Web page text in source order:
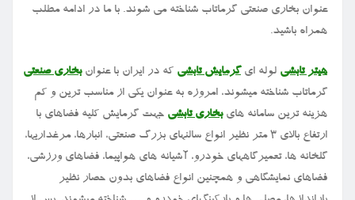
عنوان بخاری صنعتی گرماتاب شناخته می شوند. با ما در ادامه مطلب
همراه باشید.
هیتر تابشی لوله ای گرمایش تابشی که در ایران با عنوانبخاری صنعتی
گرماتاب شناخته میشوند، امروزه به عنوان یکی از مناسب ترین و کم
هزینه ترین سامانه هایبخاری تابشی جهت گرمایش کلیه فضاهای با
ارتفاع بالای ۳ متر نظیر انواع سالنهای بزرگ صنعتی، انبارها، مرغداریها،
گلخانه ها، تعمیرگاههای خودرو، آشیانه های هواپیما، فضاهای ورزشی،
فضاهای نمایشگاهی و همچنین انواع فضاهای بدون حصار نظیر